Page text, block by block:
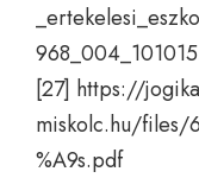
[27] https://
miskolc.hu/files/
%A9s.pdf